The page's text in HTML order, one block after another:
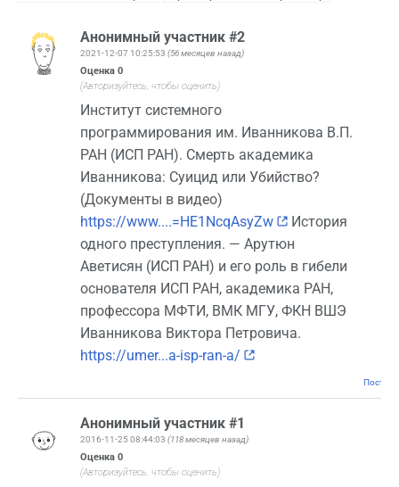
Анонимный участник #2
2021-12-07 10:25:53 (56 месяцев назад)
Оценка 0
(Авторизуйтесь, чтобы оценить)
Институт системного
программирования им. Иванникова В.П.
РАН (ИСП РАН). Смерть академика
Иванникова: Суицид или Убийство?
(Документы в видео)
https://www....=HE1NcqAsyZw
История
одного преступления. — Арутюн
Аветисян (ИСП РАН) и его роль в гибели
основателя ИСП РАН, академика РАН,
профессора МФТИ, ВМК МГУ, ФКН ВШЭ
Иванникова Виктора Петровича.
https://umer...a-isp-ran-a/
Анонимный участник #1
2016-11-25 08:44:03 (118 месяцев назад)
Оценка 0
(Авторизуйтесь, чтобы оценить)